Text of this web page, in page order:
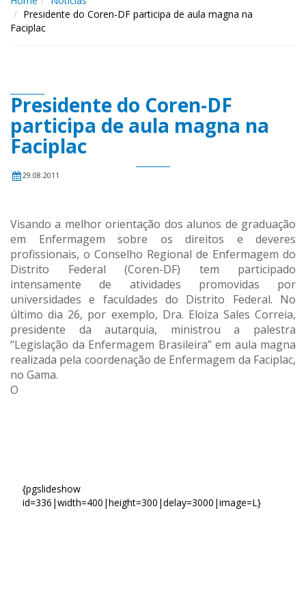
Presidente do Coren-DF participa de aula magna na
Faciplac
Presidente do Coren-DF
participa de aula magna na
Faciplac
29.08.2011
Visando a melhor orientação dos alunos de graduação
em Enfermagem sobre os direitos e deveres
profissionais, o Conselho Regional de Enfermagem do
Distrito Federal (Coren-DF) tem participado
intensamente de atividades promovidas por
universidades e faculdades do Distrito Federal. No
último dia 26, por exemplo, Dra. Eloiza Sales Correia,
presidente da autarquia, ministrou a palestra
“Legislação da Enfermagem Brasileira” em aula magna
realizada pela coordenação de Enfermagem da Faciplac,
no Gama.
{pgslideshow
id=336|width=400|height=300|delay=3000|image=L}
O